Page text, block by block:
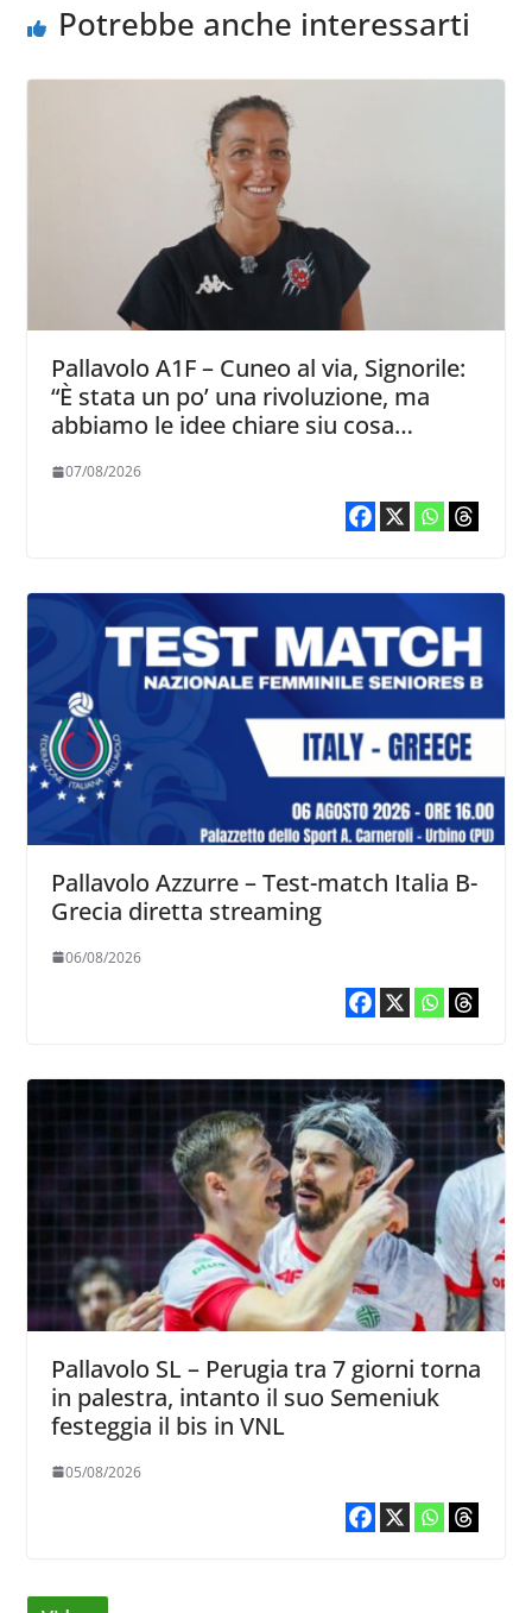
Potrebbe anche interessarti
Pallavolo A1F – Cuneo al via, Signorile:
“È stata un po’ una rivoluzione, ma
abbiamo le idee chiare siu cosa
07/08/2026
Pallavolo Azzurre – Test-match Italia B-
Grecia diretta streaming
06/08/2026
Pallavolo SL – Perugia tra 7 giorni torna
in palestra, intanto il suo Semeniuk
festeggia il bis in VNL
05/08/2026